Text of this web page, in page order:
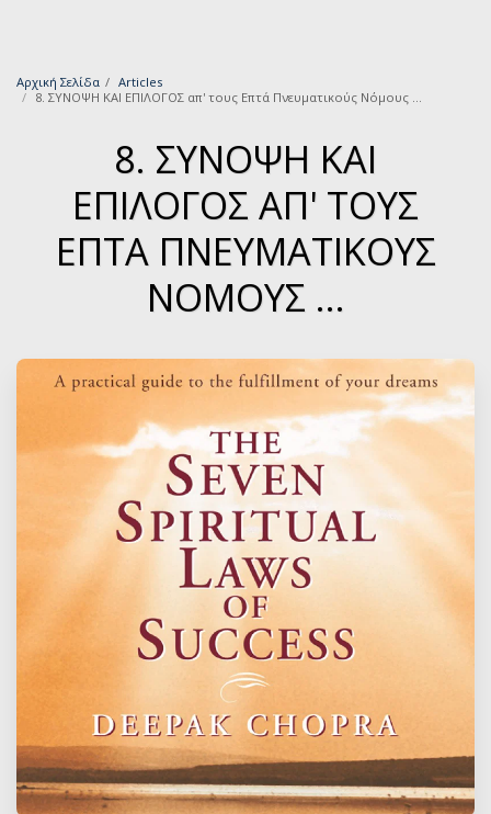
Αρχική Σελίδα
Articles
8. ΣΥΝΟΨΗ ΚΑΙ ΕΠΙΛΟΓΟΣ απ' τους Επτά Πνευματικούς Νόμους ...
8. ΣΥΝΟΨΗ ΚΑΙ
ΕΠΙΛΟΓΟΣ ΑΠ' ΤΟΥΣ
ΕΠΤΆ ΠΝΕΥΜΑΤΙΚΟΎΣ
ΝΌΜΟΥΣ ...